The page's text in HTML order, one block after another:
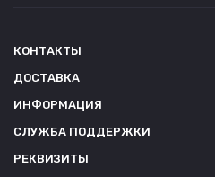
КОНТАКТЫ
ДОСТАВКА
ИНФОРМАЦИЯ
СЛУЖБА ПОДДЕРЖКИ
РЕКВИЗИТЫ